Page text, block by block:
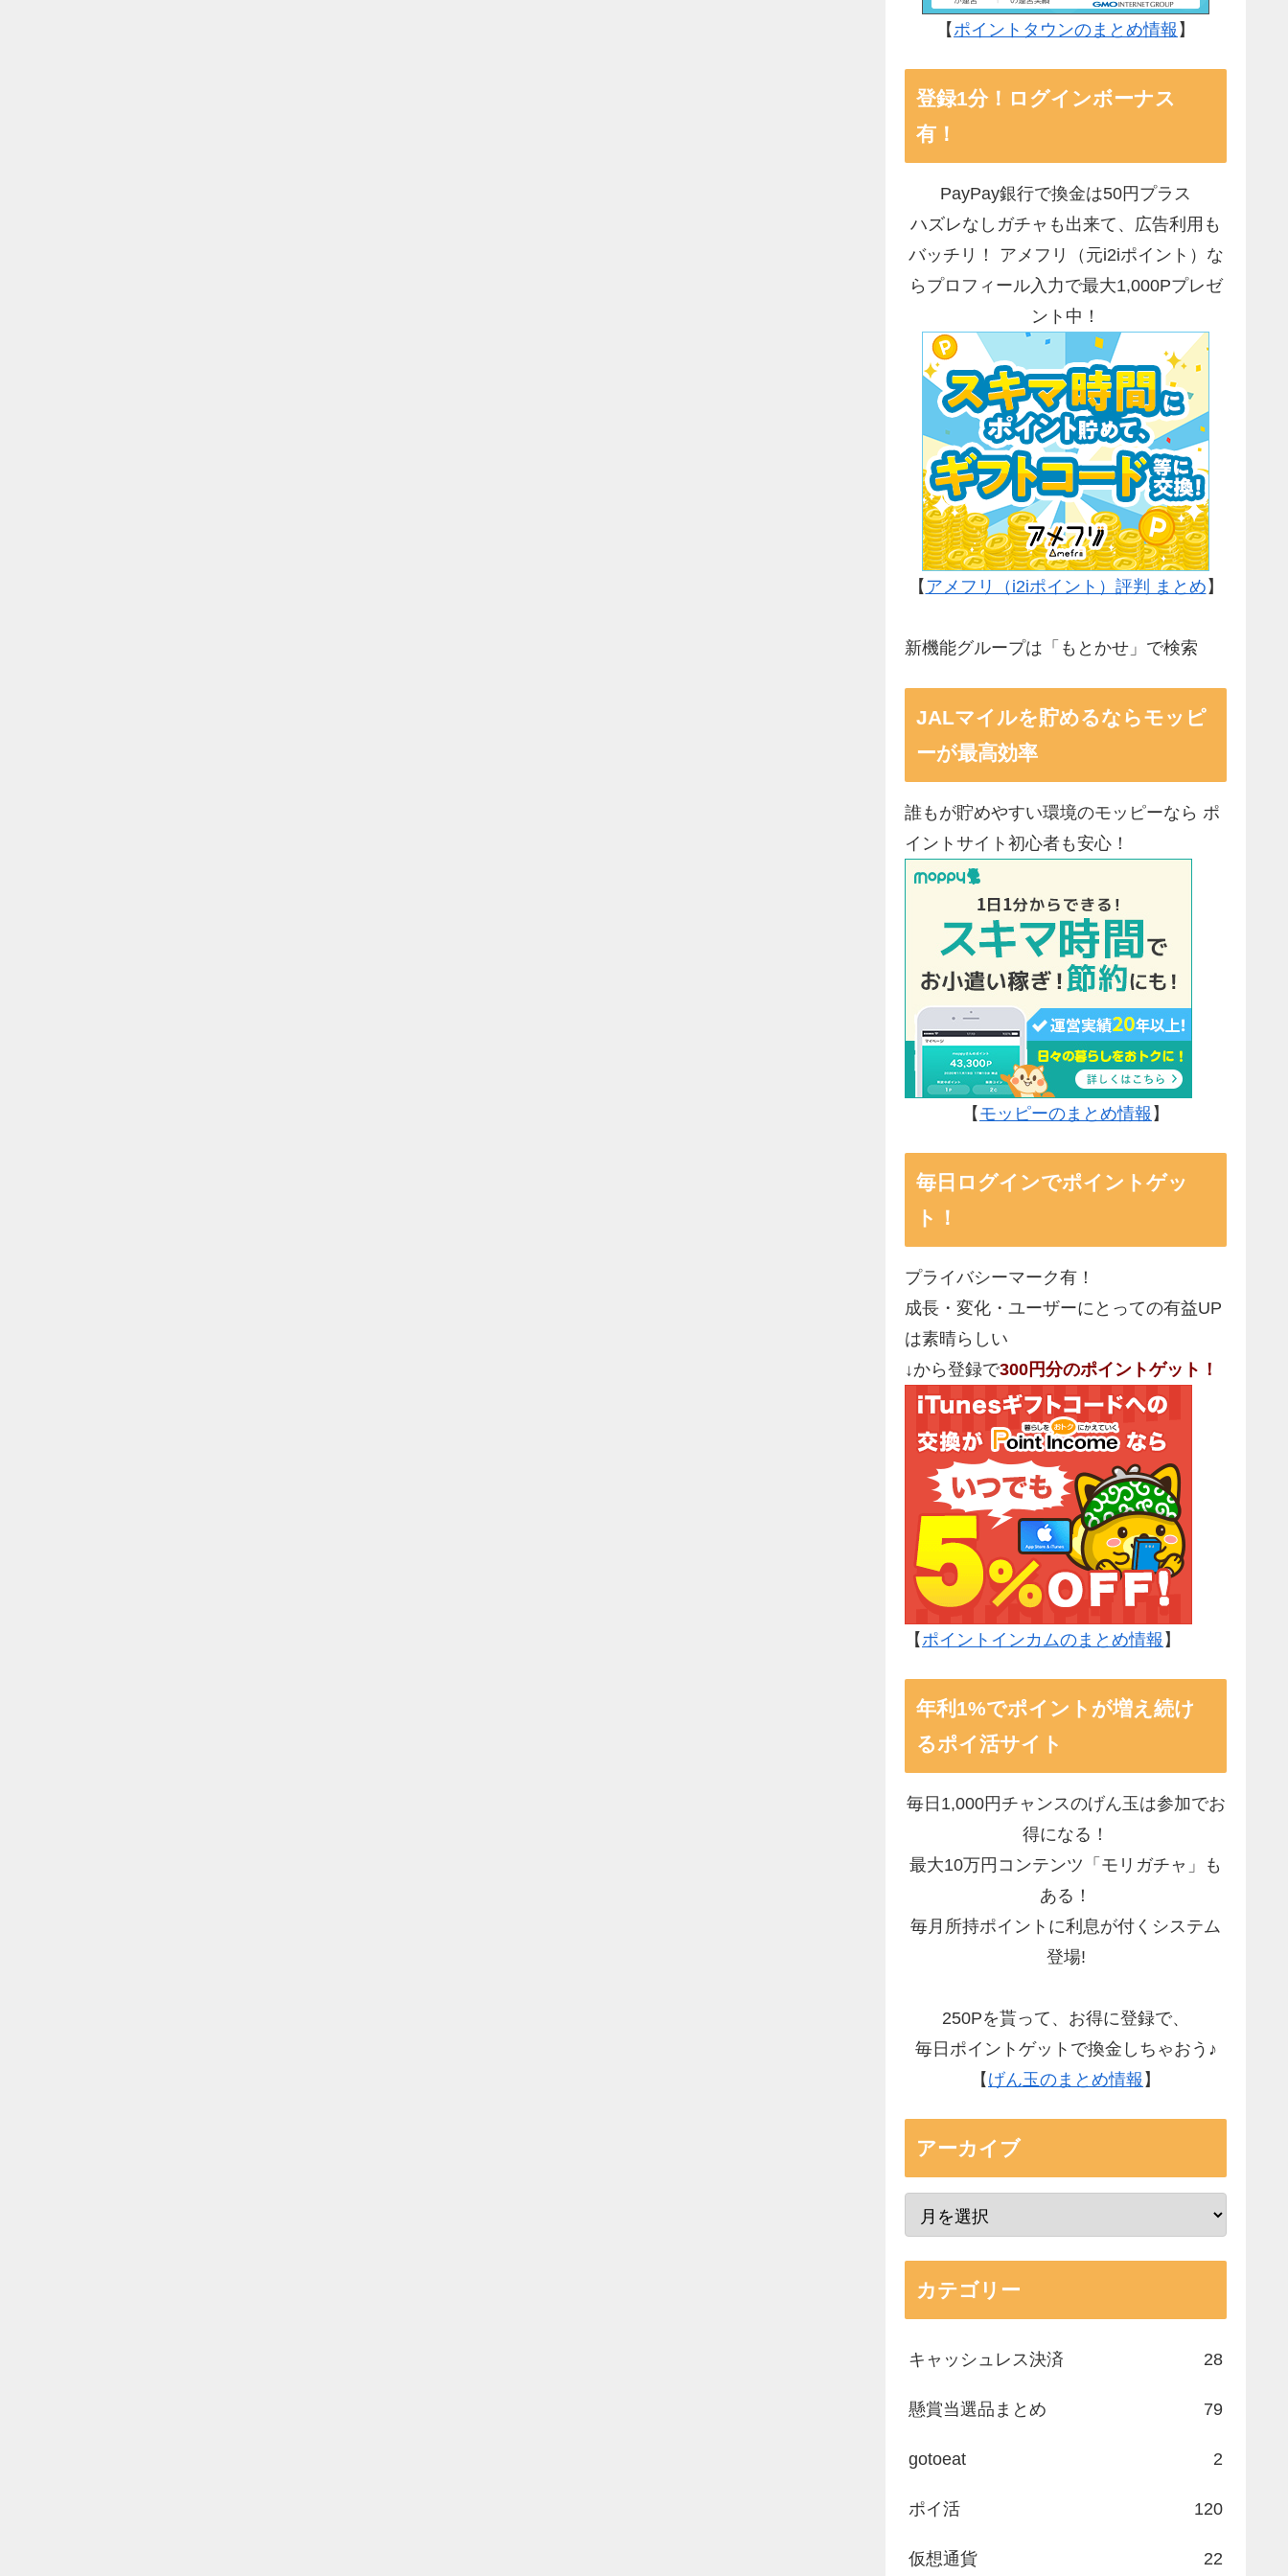
【ポイントタウンのまとめ情報 】
登録1分！ログインボーナス
有！
PayPay銀行で換金は50円プラス
ハズレなしガチャも出来て、広告利用も
バッチリ！ アメフリ（元i2iポイント）な
らプロフィール入力で最大1,000Pプレゼ
ント中！
【 アメフリ（i2iポイント）評判 まとめ 】
新機能グループは「もとかせ」で検索
JALマイルを貯めるならモッピ
ーが最高効率
誰もが貯めやすい環境のモッピーなら ポ
イントサイト初心者も安心！
【 モッピーのまとめ情報 】
毎日ログインでポイントゲッ
ト！
プライバシーマーク有！
成長・変化・ユーザーにとっての有益UP
は素晴らしい
↓から登録で300円分のポイントゲット！
【 ポイントインカムのまとめ情報 】
年利1%でポイントが増え続け
るポイ活サイト
毎日1,000円チャンスのげん玉は参加でお
得になる！
最大10万円コンテンツ「モリガチャ」も
ある！
毎月所持ポイントに利息が付くシステム
登場!
250Pを貰って、お得に登録で、
毎日ポイントゲットで換金しちゃおう♪
【 げん玉のまとめ情報 】
アーカイブ
カテゴリー
キャッシュレス決済 28
懸賞当選品まとめ 79
gotoeat 2
ポイ活 120
仮想通貨 22